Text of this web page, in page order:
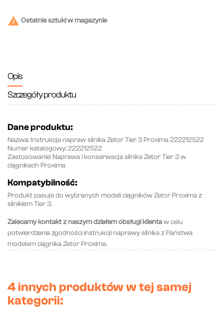
 Ostatnie sztuki w magazynie
Opis
Szczegóły produktu
Dane produktu:
Nazwa: Instrukcja napraw silnika Zetor Tier 3 Proxima 222212522
Numer katalogowy: 222212522
Zastosowanie: Naprawa i konserwacja silnika Zetor Tier 3 w
ciągnikach Proxima
Kompatybilność:
Produkt pasuje do wybranych modeli ciągników Zetor Proxima z
silnikiem Tier 3.
Zalecamy kontakt z naszym działem obsługi klientaw celu
potwierdzenia zgodności instrukcji naprawy silnika z Państwa
modelem ciągnika Zetor Proxima.
4 innych produktów w tej samej
kategorii: